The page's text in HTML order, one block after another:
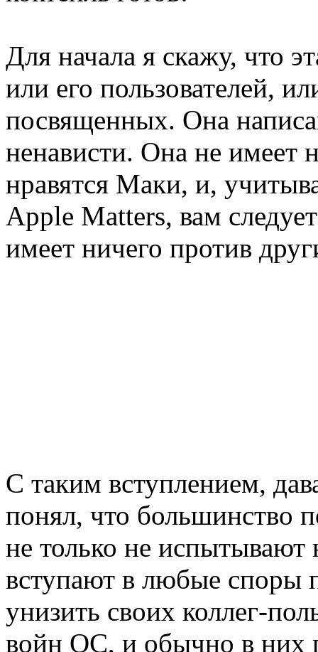
Для начала я скажу, что
или его пользователей,
посвященных. Она
ненависти. Она не имеет
нравятся Маки, и,
Apple Matters, вам
имеет ничего против
С таким вступлением,
понял, что большинство
не только не
вступают в любые споры
унизить своих коллег-
войн ОС, и обычно в них